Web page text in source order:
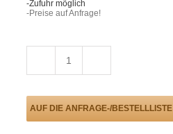
-Zufuhr möglich
-Preise auf Anfrage!
Buche
Kaminholz
gestapelt
u.
trocken
AUF DIE ANFRAGE-/BESTELLLISTE